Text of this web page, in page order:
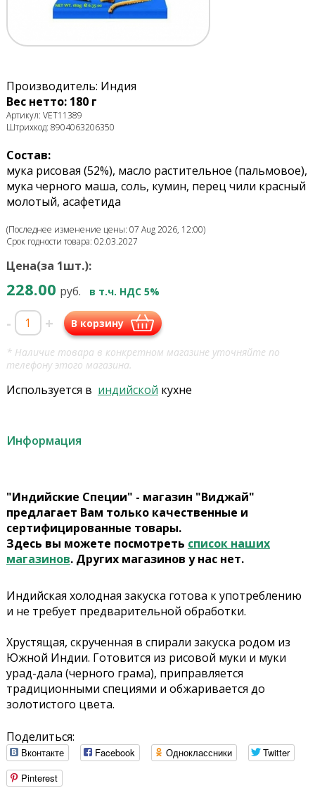
Производитель: Индия
Вес нетто: 180 г
Артикул: VET11389
Штрихкод: 8904063206350
Состав:
мука рисовая (52%), масло растительное (пальмовое),
мука черного маша, соль, кумин, перец чили красный
молотый, асафетида
(Последнее изменение цены: 07 Aug 2026, 12:00)
Срок годности товара: 02.03.2027
Цена(за 1шт.):
228.00 руб. в т.ч. НДС 5%
- + В корзину
* Наличие товара в конкретном магазине уточняйте по
телефону этого магазина.
Используется в индийской кухне
Информация
"Индийские Специи" - магазин "Виджай"
предлагает Вам только качественные и
сертифицированные товары.
Здесь вы можете посмотреть список наших
магазинов. Других магазинов у нас нет.
Индийская холодная закуска готова к употреблению
и не требует предварительной обработки.
Хрустящая, скрученная в спирали закуска родом из
Южной Индии. Готовится из рисовой муки и муки
урад-дала (черного грама), приправляется
традиционными специями и обжаривается до
золотистого цвета.
Поделиться:
Вконтакте Facebook Одноклассники
Twitter
Pinterest